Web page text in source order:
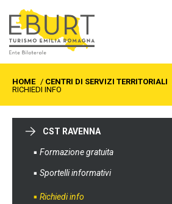
HOME / CENTRI DI SERVIZI TERRITORIALI
RICHIEDI INFO
CST RAVENNA
Formazione gratuita
Sportelli informativi
Richiedi info